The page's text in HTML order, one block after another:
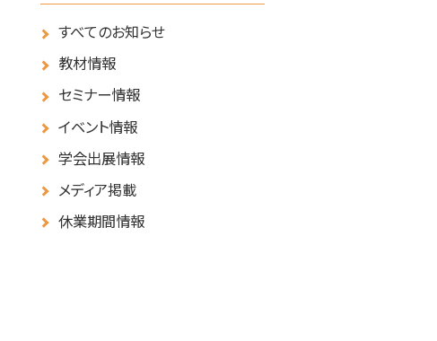
すべてのお知らせ
教材情報
セミナー情報
イベント情報
学会出展情報
メディア掲載
休業期間情報